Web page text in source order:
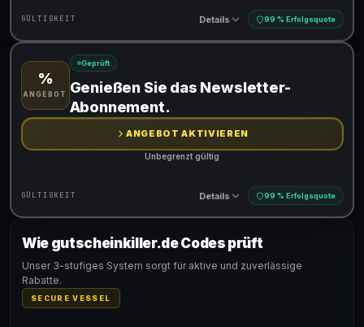
GÜLTIGKEIT Details 99 % Erfolgsquote
Gültig für teilnehmende Produkte
%
ANGEBOT
Geprüft
Genießen Sie das Newsletter-
Abonnement.
ANGEBOT AKTIVIEREN
Unbegrenzt gültig
GÜLTIGKEIT Details 99 % Erfolgsquote
Gültig für teilnehmende Produkte
Wie gutscheinkiller.de Codes prüft
Unser 3-stufiges System sorgt für aktive und zuverlässige
Rabatte.
SECURE VESSEL